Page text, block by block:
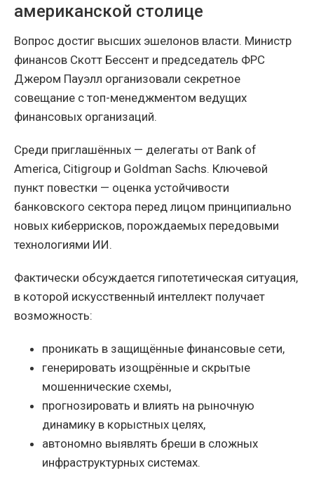
американской столице
Вопрос достиг высших эшелонов власти. Министр
финансов Скотт Бессент и председатель ФРС
Джером Пауэлл организовали секретное
совещание с топ-менеджментом ведущих
финансовых организаций.
Среди приглашённых — делегаты от Bank of
America, Citigroup и Goldman Sachs. Ключевой
пункт повестки — оценка устойчивости
банковского сектора перед лицом принципиально
новых киберрисков, порождаемых передовыми
технологиями ИИ.
Фактически обсуждается гипотетическая ситуация,
в которой искусственный интеллект получает
возможность:
проникать в защищённые финансовые сети,
генерировать изощрённые и скрытые
мошеннические схемы,
прогнозировать и влиять на рыночную
динамику в корыстных целях,
автономно выявлять бреши в сложных
инфраструктурных системах.